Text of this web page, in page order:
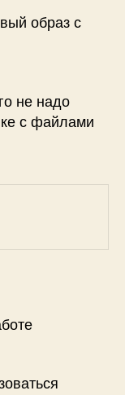
образ с
не надо
с файлами